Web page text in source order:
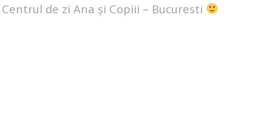
de zi Ana și Copiii – Bucuresti